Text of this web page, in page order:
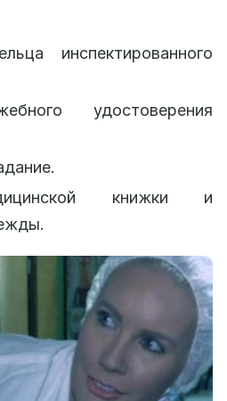
инспектированного
удостоверения
книжки и